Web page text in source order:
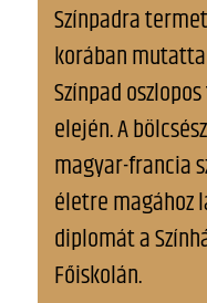
Színpadra
korában
Színpad
elején. A
magyar-francia
életre magához
diplomát a
Főiskolán.